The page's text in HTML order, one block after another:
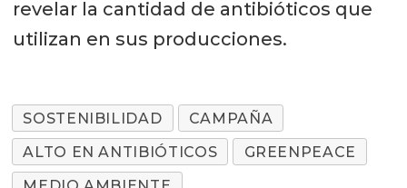
revelar la cantidad de antibióticos que
utilizan en sus producciones.
SOSTENIBILIDAD
CAMPAÑA
ALTO EN ANTIBIÓTICOS
GREENPEACE